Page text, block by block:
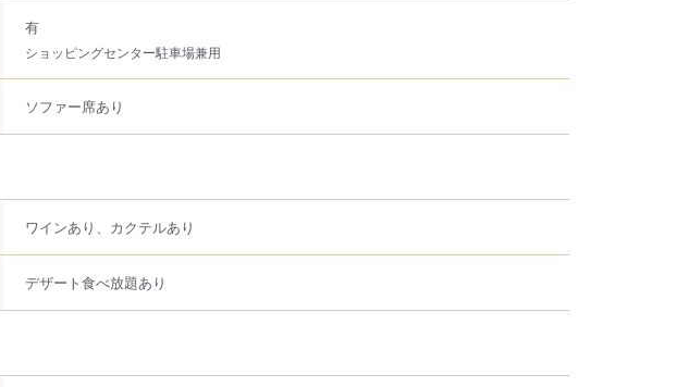
有
ショッピングセンター駐車場兼用
ソファー席あり
ワインあり、カクテルあり
デザート食べ放題あり